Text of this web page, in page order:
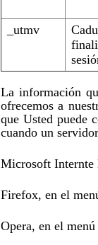
_utmv
La información
ofrecemos a
que Usted puede
cuando un
Microsoft Internte
Firefox, en el
Opera, en el